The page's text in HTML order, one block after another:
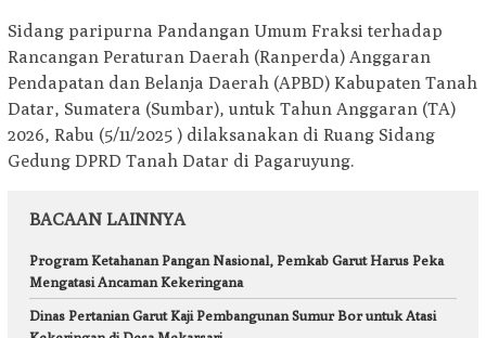
Sidang paripurna Pandangan Umum Fraksi terhadap
Rancangan Peraturan Daerah (Ranperda) Anggaran
Pendapatan dan Belanja Daerah (APBD) Kabupaten Tanah
Datar, Sumatera (Sumbar), untuk Tahun Anggaran (TA)
2026, Rabu (5/11/2025 ) dilaksanakan di Ruang Sidang
Gedung DPRD Tanah Datar di Pagaruyung.
BACAAN LAINNYA
Program Ketahanan Pangan Nasional, Pemkab Garut Harus Peka
Mengatasi Ancaman Kekeringana
Dinas Pertanian Garut Kaji Pembangunan Sumur Bor untuk Atasi